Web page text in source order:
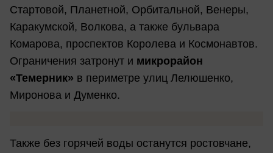
Стартовой, Планетной, Орбитальной, Венеры,
Каракумской, Волкова, а также бульвара
Комарова, проспектов Королева и Космонавтов.
Ограничения затронут и микрорайон
«Темерник» в периметре улиц Лелюшенко,
Миронова и Думенко.
Также без горячей воды останутся ростовчане,